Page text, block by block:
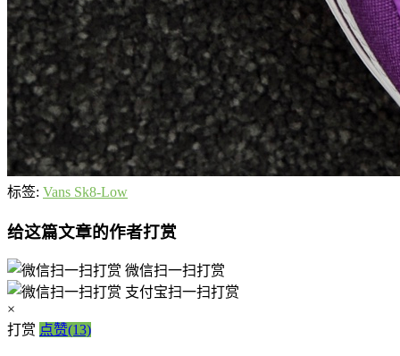
标签: Vans Sk8-Low
给这篇文章的作者打赏
微信扫一扫打赏
支付宝扫一扫打赏
×
打赏 点赞(13)